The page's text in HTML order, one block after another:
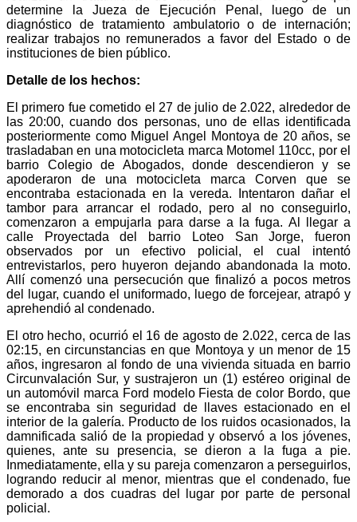
determine la Jueza de Ejecución Penal, luego de un
diagnóstico de tratamiento ambulatorio o de internación;
realizar trabajos no remunerados a favor del Estado o de
instituciones de bien público.
Detalle de los hechos:
El primero fue cometido el 27 de julio de 2.022, alrededor de
las 20:00, cuando dos personas, uno de ellas identificada
posteriormente como Miguel Angel Montoya de 20 años, se
trasladaban en una motocicleta marca Motomel 110cc, por el
barrio Colegio de Abogados, donde descendieron y se
apoderaron de una motocicleta marca Corven que se
encontraba estacionada en la vereda. Intentaron dañar el
tambor para arrancar el rodado, pero al no conseguirlo,
comenzaron a empujarla para darse a la fuga. Al llegar a
calle Proyectada del barrio Loteo San Jorge, fueron
observados por un efectivo policial, el cual intentó
entrevistarlos, pero huyeron dejando abandonada la moto.
Allí comenzó una persecución que finalizó a pocos metros
del lugar, cuando el uniformado, luego de forcejear, atrapó y
aprehendió al condenado.
El otro hecho, ocurrió el 16 de agosto de 2.022, cerca de las
02:15, en circunstancias en que Montoya y un menor de 15
años, ingresaron al fondo de una vivienda situada en barrio
Circunvalación Sur, y sustrajeron un (1) estéreo original de
un automóvil marca Ford modelo Fiesta de color Bordo, que
se encontraba sin seguridad de llaves estacionado en el
interior de la galería. Producto de los ruidos ocasionados, la
damnificada salió de la propiedad y observó a los jóvenes,
quienes, ante su presencia, se dieron a la fuga a pie.
Inmediatamente, ella y su pareja comenzaron a perseguirlos,
logrando reducir al menor, mientras que el condenado, fue
demorado a dos cuadras del lugar por parte de personal
policial.